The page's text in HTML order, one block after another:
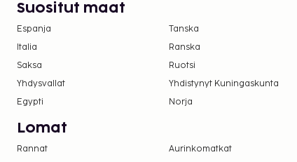
Suositut maat
Espanja Tanska
Italia
Ranska
Saksa
Ruotsi
Yhdysvallat
Yhdistynyt Kuningaskunta
Egypti
Norja
Lomat
Rannat Aurinkomatkat